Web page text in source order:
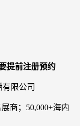
提前注册预约
限公司
商；50,000+海内